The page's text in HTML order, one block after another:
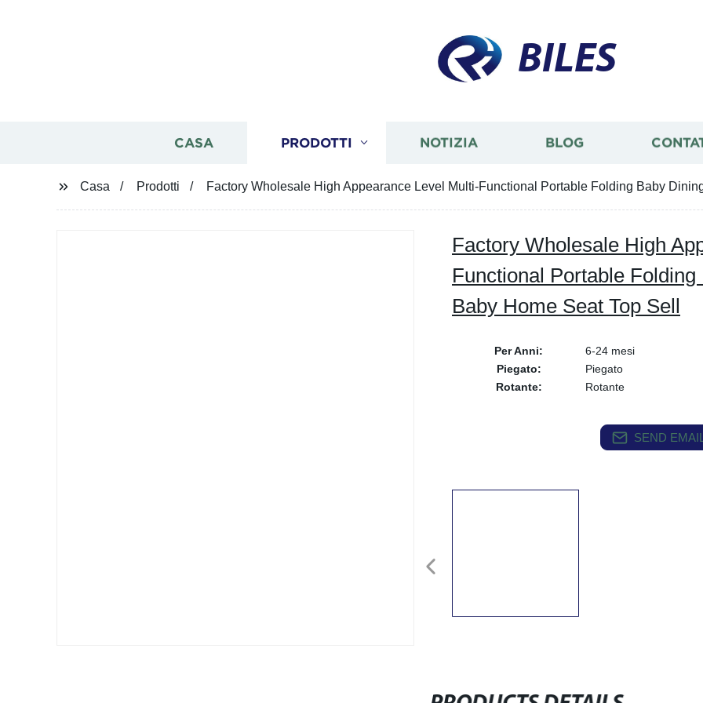
BILES
CASA PRODOTTI NOTIZIA BLOG
Casa Prodotti Factory Wholesale High Appearance Level Multi-Functional Portable Folding Baby
Factory Wholesale High
Functional Portable
Baby Home Seat Top Sell
Per Anni:
6-24 mesi
Piegato:
Piegato
Rotante:
Rotante
SEND